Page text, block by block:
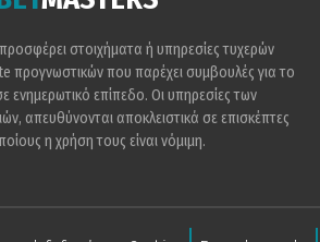
στοιχήματα ή υπηρεσίες τυχερών
προγνωστικών που παρέχει συμβουλές για το
ενημερωτικό επίπεδο. Οι υπηρεσίες των
απευθύνονται αποκλειστικά σε επισκέπτες
η χρήση τους είναι νόμιμη.